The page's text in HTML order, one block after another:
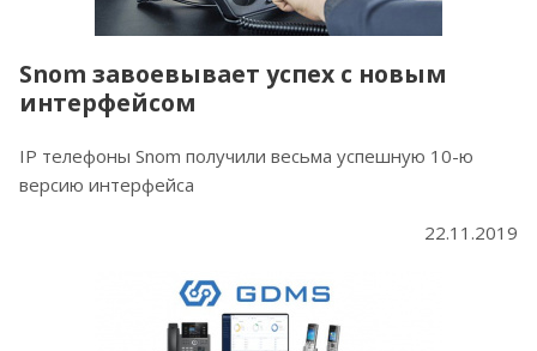
Snom завоевывает успех с новым
интерфейсом
IP телефоны Snom получили весьма успешную 10-ю
версию интерфейса
22.11.2019